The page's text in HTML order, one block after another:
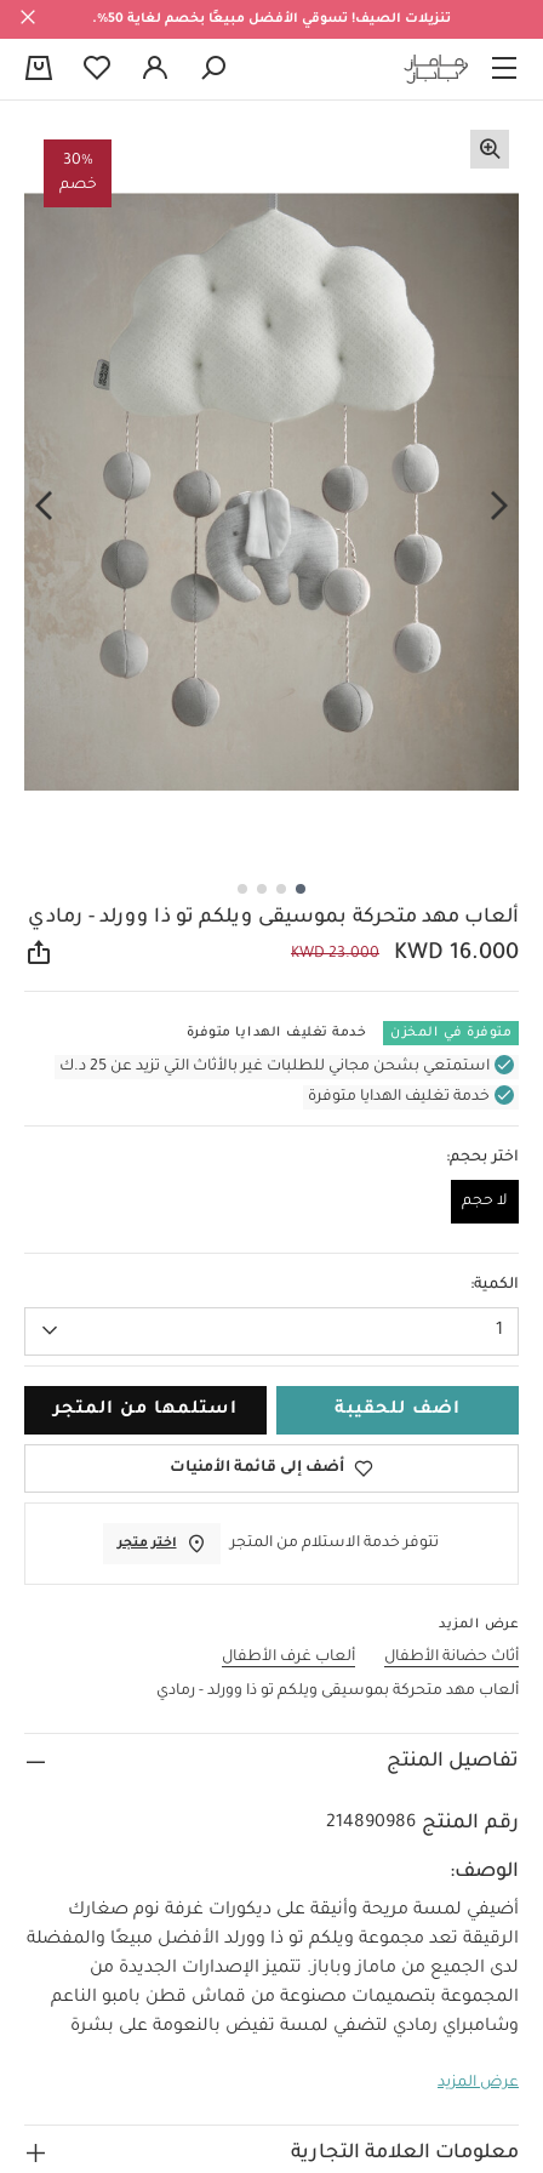
تنزيلات الصيف! تسوقي الأفضل مبيعًا بخصم لغاية 50%.
30%
خصم
ألعاب مهد متحركة بموسيقى ويلكم تو ذا وورلد - رمادي
KWD 16.000
KWD 23.000
متوفرة في المخزن خدمة تغليف الهدايا متوفرة
استمتعي بشحن مجاني للطلبات غير بالأثاث التي تزيد عن 25 د.ك
خدمة تغليف الهدايا متوفرة
اختر بحجم:
لا حجم
الكمية:
1
اضف للحقيبة استلمها من المتجر
أضف إلى قائمة الأمنيات
تتوفر خدمة الاستلام من المتجر اختر متجر
عرض المزيد
أثاث حضانة الأطفال
ألعاب غرف الأطفال
ألعاب مهد متحركة بموسيقى ويلكم تو ذا وورلد - رمادي
تفاصيل المنتج
رقم المنتج 214890986
الوصف:
أضيفي لمسة مريحة وأنيقة على ديكورات غرفة نوم صغارك
الرقيقة تعد مجموعة ويلكم تو ذا وورلد الأفضل مبيعًا والمفضلة
لدى الجميع من ماماز وباباز. تتميز الإصدارات الجديدة من
المجموعة بتصميمات مصنوعة من قماش قطن بامبو الناعم
وشامبراي رمادي لتضفي لمسة تفيض بالنعومة على بشرة
عصرية مميزة على تصميمها الرائع. كما تزدان بتطريزات رقيقة
عرض المزيد
معلومات العلامة التجارية